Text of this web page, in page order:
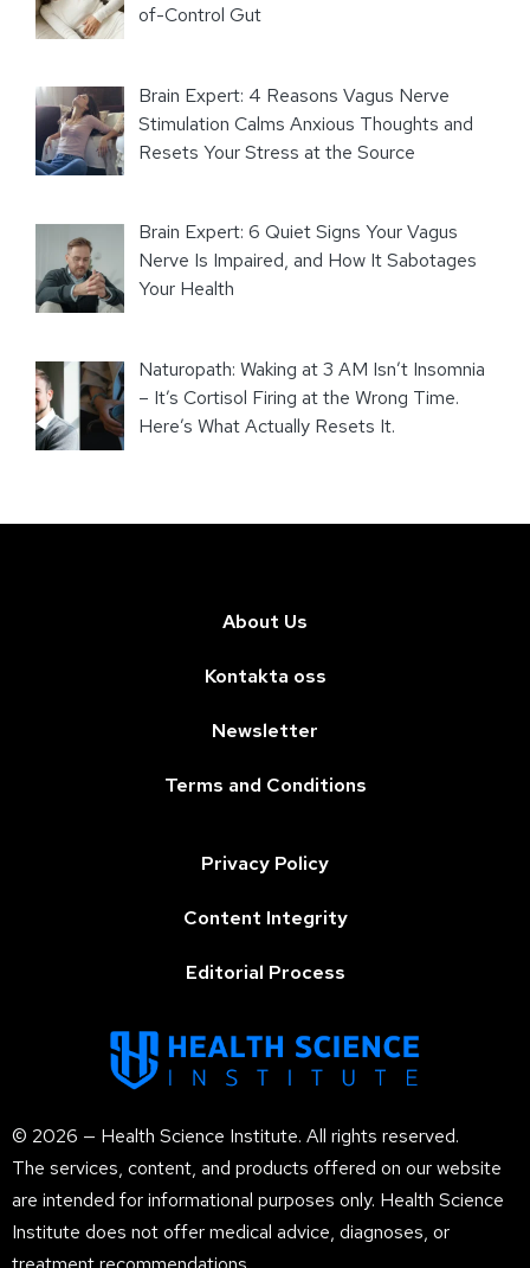
of-Control Gut
Brain Expert: 4 Reasons Vagus Nerve
Stimulation Calms Anxious Thoughts and
Resets Your Stress at the Source
Brain Expert: 6 Quiet Signs Your Vagus
Nerve Is Impaired, and How It Sabotages
Your Health
Naturopath: Waking at 3 AM Isn’t Insomnia
– It’s Cortisol Firing at the Wrong Time.
Here’s What Actually Resets It.
© 2026 — Health Science Institute. All rights reserved.
The services, content, and products offered on our website
are intended for informational purposes only. Health Science
Institute does not offer medical advice, diagnoses, or
About Us
Kontakta oss
Newsletter
Terms and Conditions
Privacy Policy
Content Integrity
Editorial Process